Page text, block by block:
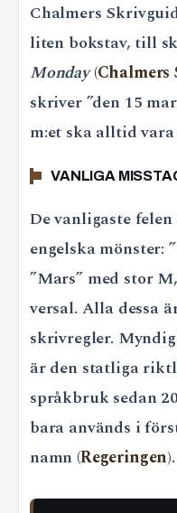
Chalmers
liten bokstav, till
Monday(Chalmers
skriver ”den 15
m:et ska alltid
VANLIGA
De vanligaste
engelska mönster:
”Mars” med stor
versal. Alla dessa
skrivregler.
är den statliga
språkbruk sedan
bara används i
namn (Regeringen).